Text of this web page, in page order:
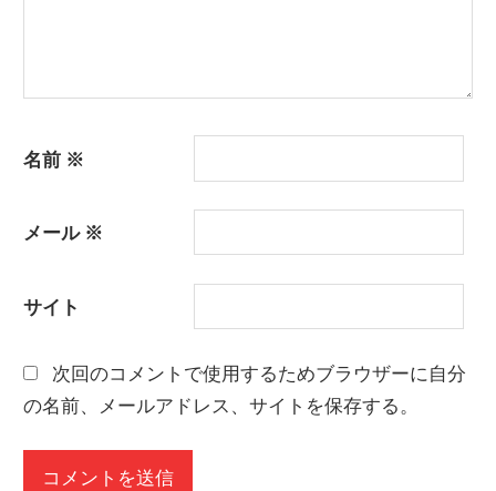
名前 ※
メール ※
サイト
次回のコメントで使用するためブラウザーに自分
の名前、メールアドレス、サイトを保存する。